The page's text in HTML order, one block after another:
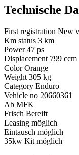
Technische
First registration New
Km status 3 km
Power 47 ps
Displacement 799 ccm
Color Orange
Weight 305 kg
Category Enduro
Vehicle no 20660361
Ab MFK
Frisch Bereift
Leasing möglich
Eintausch möglich
35kw Kit möglich